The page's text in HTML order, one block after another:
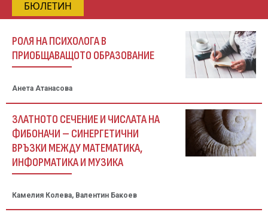
БЮЛЕТИН
РОЛЯ НА ПСИХОЛОГА В
ПРИОБЩАВАЩОТО ОБРАЗОВАНИЕ
Анета Атанасова
ЗЛАТНОТО СЕЧЕНИЕ И ЧИСЛАТА НА
ФИБОНАЧИ – СИНЕРГЕТИЧНИ
ВРЪЗКИ МЕЖДУ МАТЕМАТИКА,
ИНФОРМАТИКА И МУЗИКА
Камелия Колева, Валентин Бакоев